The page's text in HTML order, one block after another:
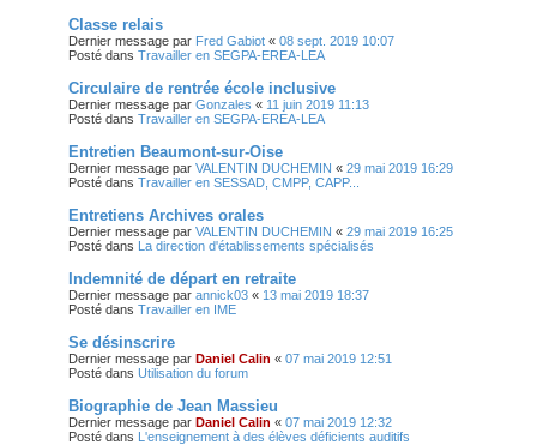
Classe relais
Dernier message par Fred Gabiot « 08 sept. 2019 10:07
Posté dans Travailler en SEGPA-EREA-LEA
Circulaire de rentrée école inclusive
Dernier message par Gonzales « 11 juin 2019 11:13
Posté dans Travailler en SEGPA-EREA-LEA
Entretien Beaumont-sur-Oise
Dernier message par VALENTIN DUCHEMIN « 29 mai 2019 16:29
Posté dans Travailler en SESSAD, CMPP, CAPP...
Entretiens Archives orales
Dernier message par VALENTIN DUCHEMIN « 29 mai 2019 16:25
Posté dans La direction d'établissements spécialisés
Indemnité de départ en retraite
Dernier message par annick03 « 13 mai 2019 18:37
Posté dans Travailler en IME
Se désinscrire
Dernier message par Daniel Calin « 07 mai 2019 12:51
Posté dans Utilisation du forum
Biographie de Jean Massieu
Dernier message par Daniel Calin « 07 mai 2019 12:32
Posté dans L'enseignement à des élèves déficients auditifs